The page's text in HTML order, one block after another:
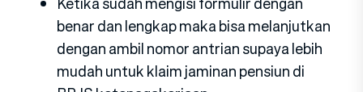
benar dan lengkap maka bisa melanjutkan
dengan ambil nomor antrian supaya lebih
mudah untuk klaim jaminan pensiun di